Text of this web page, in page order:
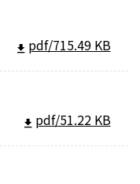
pdf/715.49 KB
pdf/51.22 KB